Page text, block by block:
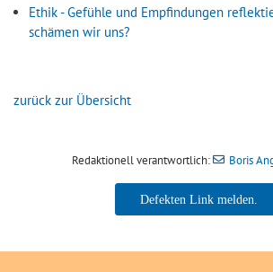
Ethik - Gefühle und Empfindungen
schämen wir uns?
zurück zur Übersicht
Redaktionell verantwortlich: Boris
Boris Angerer, LIBRA